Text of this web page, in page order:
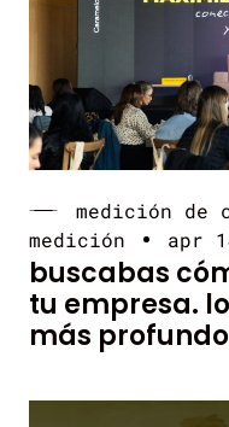
medición de
medición
apr
buscabas
tu empresa.
más